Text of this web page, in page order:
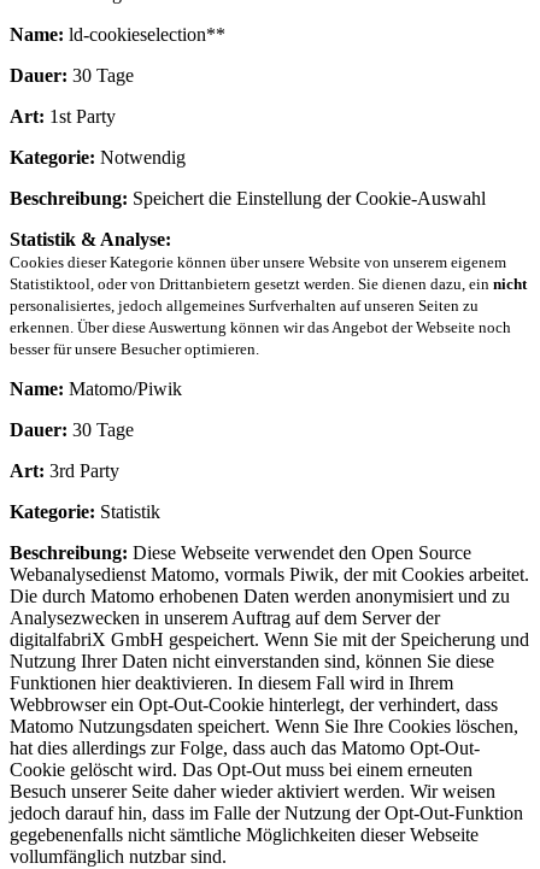
Name: ld-cookieselection**
Dauer: 30 Tage
Art: 1st Party
Kategorie: Notwendig
Beschreibung: Speichert die Einstellung der Cookie-Auswahl
Statistik & Analyse:
Cookies dieser Kategorie können über unsere Website von unserem eigenem
Statistiktool, oder von Drittanbietern gesetzt werden. Sie dienen dazu, ein nicht
personalisiertes, jedoch allgemeines Surfverhalten auf unseren Seiten zu
erkennen. Über diese Auswertung können wir das Angebot der Webseite noch
besser für unsere Besucher optimieren.
Name: Matomo/Piwik
Dauer: 30 Tage
Art: 3rd Party
Kategorie: Statistik
Beschreibung: Diese Webseite verwendet den Open Source
Webanalysedienst Matomo, vormals Piwik, der mit Cookies arbeitet.
Die durch Matomo erhobenen Daten werden anonymisiert und zu
Analysezwecken in unserem Auftrag auf dem Server der
digitalfabriX GmbH gespeichert. Wenn Sie mit der Speicherung und
Nutzung Ihrer Daten nicht einverstanden sind, können Sie diese
Funktionen hier deaktivieren. In diesem Fall wird in Ihrem
Webbrowser ein Opt-Out-Cookie hinterlegt, der verhindert, dass
Matomo Nutzungsdaten speichert. Wenn Sie Ihre Cookies löschen,
hat dies allerdings zur Folge, dass auch das Matomo Opt-Out-
Cookie gelöscht wird. Das Opt-Out muss bei einem erneuten
Besuch unserer Seite daher wieder aktiviert werden. Wir weisen
jedoch darauf hin, dass im Falle der Nutzung der Opt-Out-Funktion
gegebenenfalls nicht sämtliche Möglichkeiten dieser Webseite
vollumfänglich nutzbar sind.